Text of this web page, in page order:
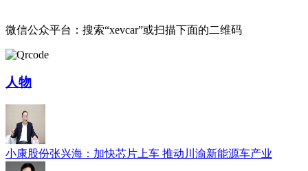
微信公众平台：搜索“xevcar”或扫描下面的二维码
人物
小康股份张兴海：加快芯片上车 推动川渝新能源车产业